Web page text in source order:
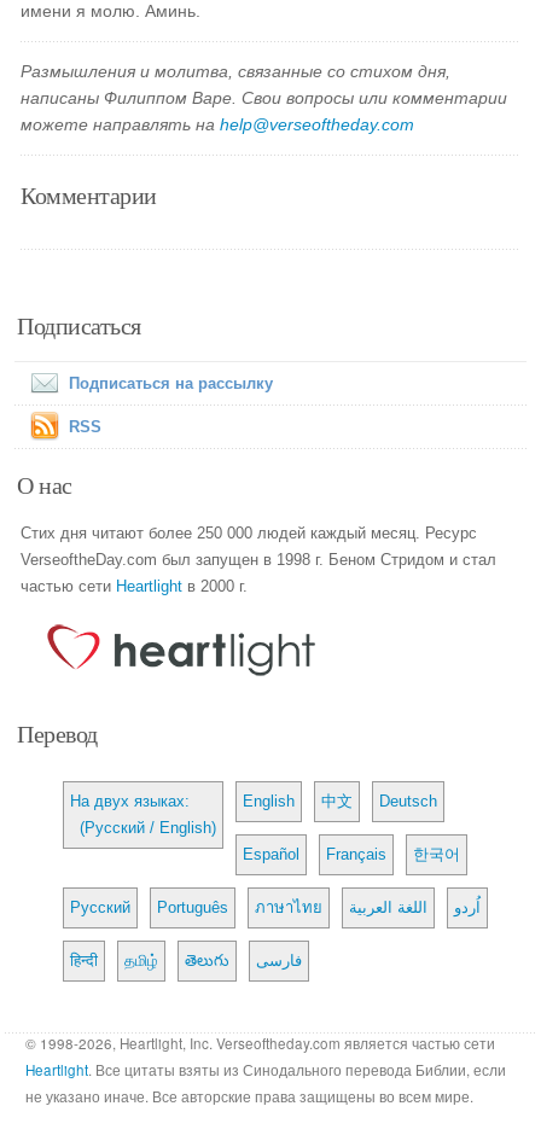
имени я молю. Аминь.
Размышления и молитва, связанные со стихом дня,
написаны Филиппом Варе. Свои вопросы или комментарии
можете направлять наhelp@verseoftheday.com
Комментарии
Подписаться
Подписаться на рассылку
RSS
О нас
Стих дня читают более 250 000 людей каждый месяц. Ресурс
VerseoftheDay.com был запущен в 1998 г. Беном Стридом и стал
частью сети Heartlight в 2000 г.
Перевод
На двух языках:
(Русский / English)
English 中文 Deutsch
Español Français 한국어
Русский Português ภาษาไทย اللغة العربية اُردو
हिन्दी தமிழ் తెలుగు فارسی
© 1998-2026, Heartlight, Inc. Verseoftheday.com является частью сети
Heartlight. Все цитаты взяты из Синодального перевода Библии, если
не указано иначе. Все авторские права защищены во всем мире.